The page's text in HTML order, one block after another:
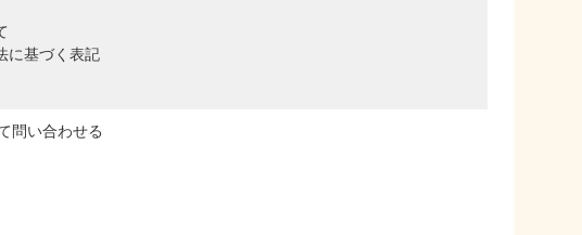
に基づく表記
問い合わせる